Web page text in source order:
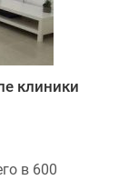
клиники
в 600